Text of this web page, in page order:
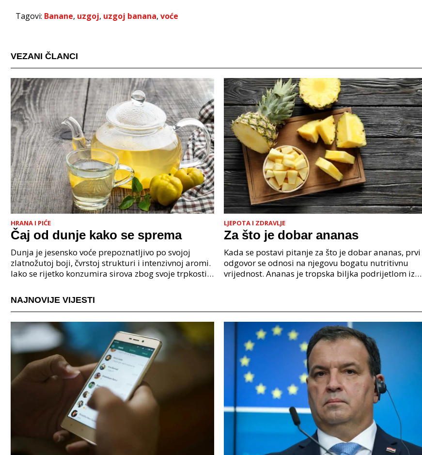
Tagovi: Banane, uzgoj, uzgoj banana, voće
VEZANI ČLANCI
HRANA I PIĆE
Čaj od dunje kako se sprema
Dunja je jesensko voće prepoznatljivo po svojoj
zlatnožutoj boji, čvrstoj strukturi i intenzivnoj aromi.
Iako se rijetko konzumira sirova zbog svoje trpkosti i
LJEPOTA I ZDRAVLJE
Za što je dobar ananas
Kada se postavi pitanje za što je dobar ananas, prvi
odgovor se odnosi na njegovu bogatu nutritivnu
vrijednost. Ananas je tropska biljka podrijetlom iz
NAJNOVIJE VIJESTI